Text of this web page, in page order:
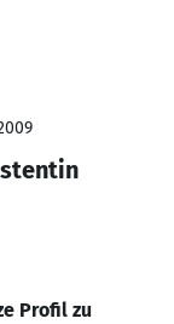
Profil zu